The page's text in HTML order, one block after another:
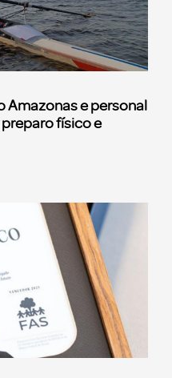
Amazonas e personal
físico e